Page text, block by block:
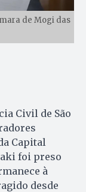
de Mogi das
Civil de São
Capital
foi preso
à
desde